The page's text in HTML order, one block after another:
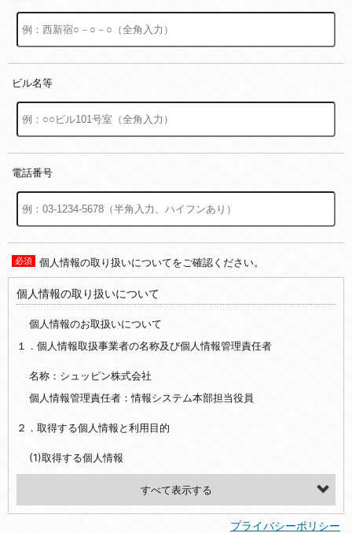
ビル名等
電話番号
個人情報の取り扱いについてをご確認ください。
個人情報の取り扱いについて
個人情報のお取扱いについて
１．個人情報取扱事業者の名称及び個人情報管理責任者
名称：シュッピン株式会社
個人情報管理責任者：情報システム本部担当役員
２．取得する個人情報と利用目的
(1)取得する個人情報
(2)利用目的
プライバシーポリシー